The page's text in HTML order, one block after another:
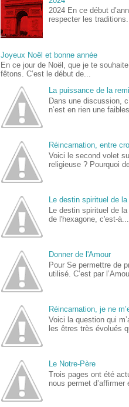
2024 En ce début
respecter les
Joyeux Noël et bonne année
En ce jour de Noël, que je te
fêtons. C’est le début de...
La puissance de la
Dans une discussion,
n’est en rien une
Réincarnation, entre
Voici le second volet
religieuse ? Pourquoi
Le destin spirituel de
Le destin spirituel de
de l'hexagone, c'est-à...
Donner de l'Amour
Pour Se permettre de
utilisé. C’est par
Réincarnation, je ne
Voici la question qui
les êtres très évolués
Le Notre-Père
Trois pages ont été
nous permet d’affirmer